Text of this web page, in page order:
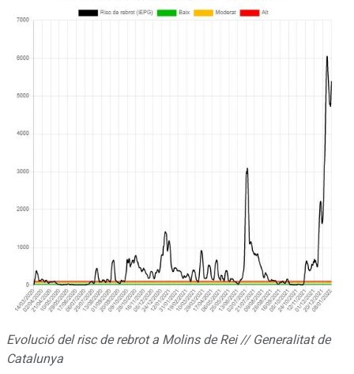
Sense resultats
Veure tots els resultats
Evolució del risc de rebrot a Molins de Rei // Generalitat de
Catalunya